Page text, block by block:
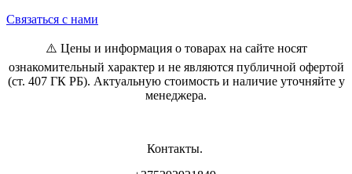
Связаться с нами
⚠️ Цены и информация о товарах на сайте носят
ознакомительный характер и не являются публичной офертой
(ст. 407 ГК РБ). Актуальную стоимость и наличие уточняйте у
менеджера.
Контакты.